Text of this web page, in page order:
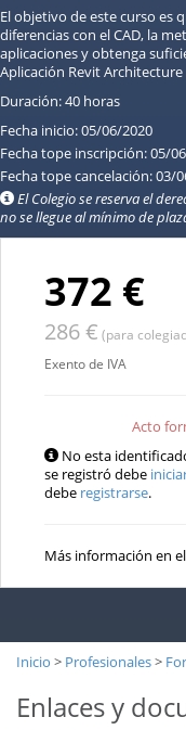
El objetivo de este curso es
diferencias con el CAD, la
aplicaciones y obtenga
Aplicación Revit Architecture
Duración: 40 horas
Fecha inicio: 05/06/2020
Fecha tope inscripción: 05/
Fecha tope cancelación: 03/
El Colegio se reserva el
no se llegue al mínimo de
372 €
286 € (para
Exento de IVA
Acto
No esta
se registró debe
debe registrarse.
Más información en
Inicio > Profesionales>
Enlaces y